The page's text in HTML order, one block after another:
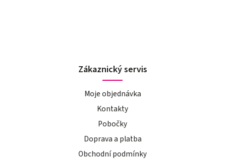
Zákaznický servis
Moje objednávka
Kontakty
Pobočky
Doprava a platba
Obchodní podmínky